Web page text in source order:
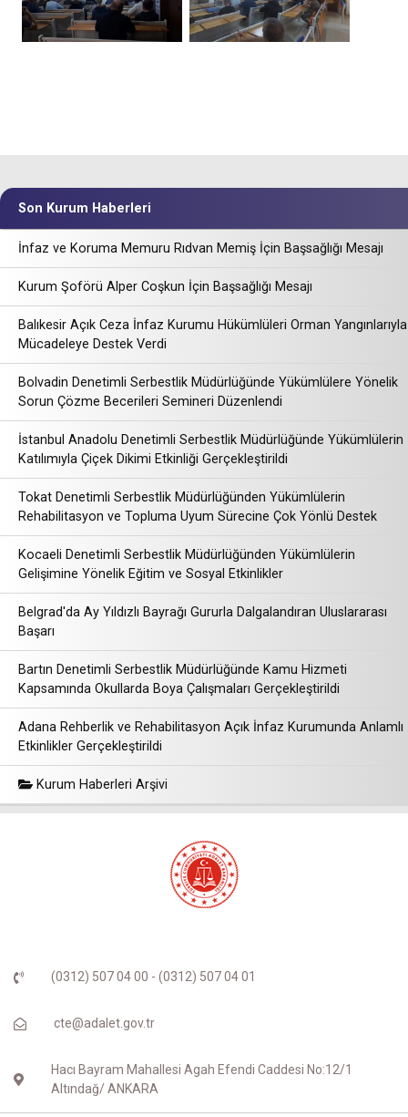
Son Kurum Haberleri
İnfaz ve Koruma Memuru Rıdvan Memiş İçin Başsağlığı Mesajı
Kurum Şoförü Alper Coşkun İçin Başsağlığı Mesajı
Balıkesir Açık Ceza İnfaz Kurumu Hükümlüleri Orman Yangınlarıyla
Mücadeleye Destek Verdi
Bolvadin Denetimli Serbestlik Müdürlüğünde Yükümlülere Yönelik
Sorun Çözme Becerileri Semineri Düzenlendi
İstanbul Anadolu Denetimli Serbestlik Müdürlüğünde Yükümlülerin
Katılımıyla Çiçek Dikimi Etkinliği Gerçekleştirildi
Tokat Denetimli Serbestlik Müdürlüğünden Yükümlülerin
Rehabilitasyon ve Topluma Uyum Sürecine Çok Yönlü Destek
Kocaeli Denetimli Serbestlik Müdürlüğünden Yükümlülerin
Gelişimine Yönelik Eğitim ve Sosyal Etkinlikler
Belgrad'da Ay Yıldızlı Bayrağı Gururla Dalgalandıran Uluslararası
Başarı
Bartın Denetimli Serbestlik Müdürlüğünde Kamu Hizmeti
Kapsamında Okullarda Boya Çalışmaları Gerçekleştirildi
Adana Rehberlik ve Rehabilitasyon Açık İnfaz Kurumunda Anlamlı
Etkinlikler Gerçekleştirildi
Kurum Haberleri Arşivi
(0312) 507 04 00 - (0312) 507 04 01
cte@adalet.gov.tr
Hacı Bayram Mahallesi Agah Efendi Caddesi No:12/1
Altındağ/ ANKARA